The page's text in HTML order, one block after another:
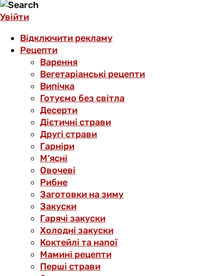
Увійти
Відключити рекламу
Рецепти
Варення
Вегетаріанські рецепти
Випічка
Готуємо без світла
Десерти
Дієтичні страви
Другі страви
Гарніри
М’ясні
Овочеві
Рибне
Заготовки на зиму
Закуски
Гарячі закуски
Холодні закуски
Коктейлі та напої
Мамині рецепти
Перші страви